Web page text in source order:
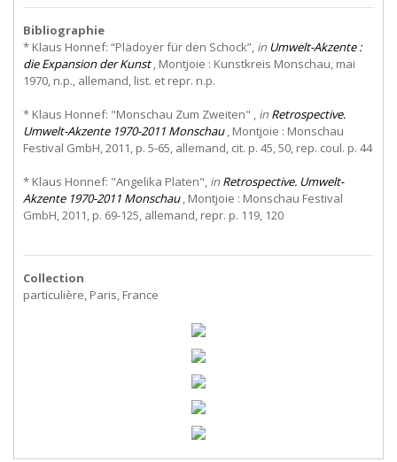
Bibliographie
* Klaus Honnef: “Plädoyer für den Schock”, in Umwelt-Akzente :
die Expansion der Kunst, Montjoie : Kunstkreis Monschau, mai
1970, n.p., allemand, list. et repr. n.p.
* Klaus Honnef: "Monschau Zum Zweiten" , in Retrospective.
Umwelt-Akzente 1970-2011 Monschau, Montjoie : Monschau
Festival GmbH, 2011, p. 5-65, allemand, cit. p. 45, 50, rep. coul. p. 44
* Klaus Honnef: "Angelika Platen", in Retrospective. Umwelt-
Akzente 1970-2011 Monschau, Montjoie : Monschau Festival
GmbH, 2011, p. 69-125, allemand, repr. p. 119, 120
Collection
particulière, Paris, France